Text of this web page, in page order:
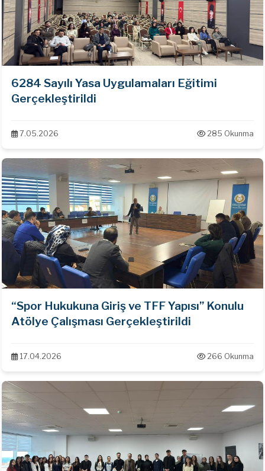
6284 Sayılı Yasa Uygulamaları Eğitimi
Gerçekleştirildi
7.05.2026 285 Okunma
“Spor Hukukuna Giriş ve TFF Yapısı” Konulu
Atölye Çalışması Gerçekleştirildi
17.04.2026 266 Okunma